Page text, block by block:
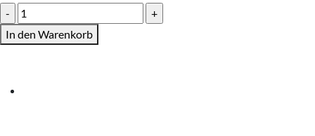
Aufkleber
transparent
quadratisch
In den Warenkorb